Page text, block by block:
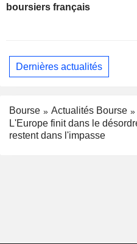
boursiers français
Dernières actualités
Bourse
Actualités Bourse
L'Europe finit dans le
restent dans l'impasse